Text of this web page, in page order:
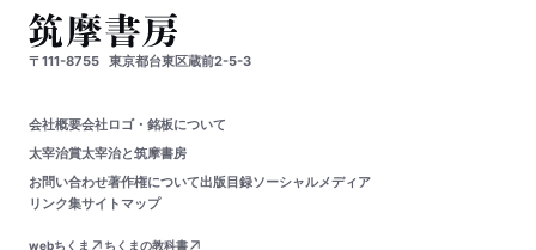
〒111-8755 東京都台東区蔵前2-5-3
会社概要会社ロゴ・銘板について
太宰治賞太宰治と筑摩書房
お問い合わせ著作権について出版目録ソーシャルメディア
リンク集サイトマップ
webちくま ちくまの教科書